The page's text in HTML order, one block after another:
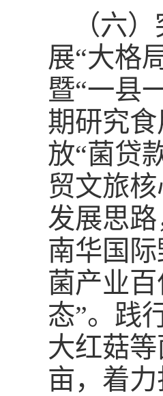
（六
展“大格
暨“一县
期研究
放“菌贷
贸文旅
发展思
南华国
菌产业
态”。践
大红菇
亩，着